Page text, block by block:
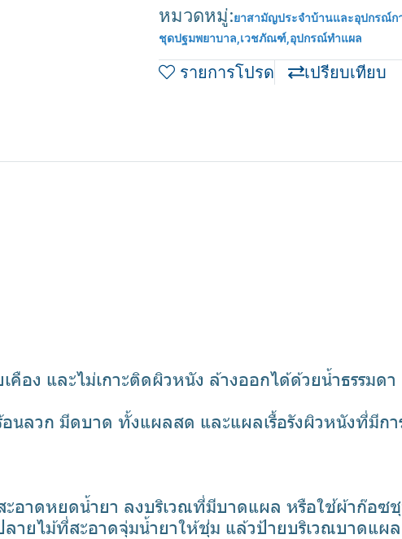
หมวดหมู่:ยาสามัญประจำบ้านและอุปกรณ์ก
ชุดปฐมพยาบาล เวชภัณฑ์ อุปกรณ์ทำแผล
รายการโปรด เปรียบเทียบ
คือง และไม่เกาะติดผิวหนัง ล้างออกได้ด้วยน้ำธรรมดา
นลวก มีดบาด ทั้งแผลสด และแผลเรื้อรังผิวหนังที่มีกา
อาดหยดน้ำยา ลงบริเวณที่มีบาดแผล หรือใช้ผ้าก๊อซ
ายไม้ที่สะอาดจุ่มน้ำยาให้ชุ่ม แล้วป้ายบริเวณบาดแผ